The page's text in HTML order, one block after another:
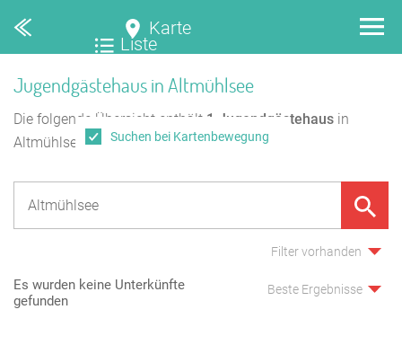
Karte
Liste
Jugendgästehaus in Altmühlsee
Die folgende Übersicht enthält 1 Jugendgästehaus in
Altmühlsee.
Filter vorhanden
Es wurden keine Unterkünfte
gefunden
Beste Ergebnisse
Suchen bei Kartenbewegung